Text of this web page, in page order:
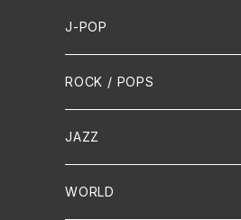
J-POP
HR/HM
演歌 / 歌謡曲
PUNK/HARDCORE
ROCK / POPS
Oldies
HR/HM
JAZZ
Vocal
WORLD